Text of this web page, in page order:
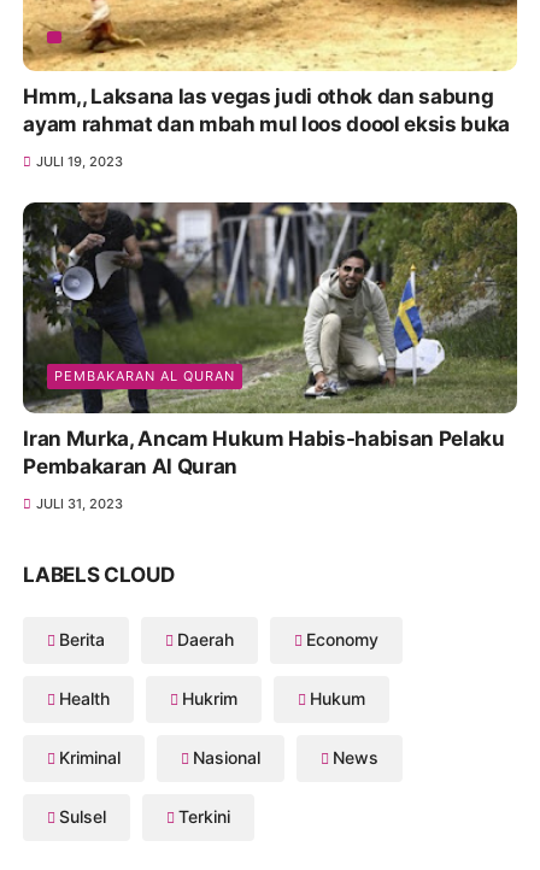
Hmm,, Laksana las vegas judi othok dan sabung
ayam rahmat dan mbah mul loos doool eksis buka
JULI 19, 2023
PEMBAKARAN AL QURAN
Iran Murka, Ancam Hukum Habis-habisan Pelaku
Pembakaran Al Quran
JULI 31, 2023
LABELS CLOUD
Berita Daerah Economy
Health Hukrim Hukum
Kriminal Nasional News
Sulsel Terkini